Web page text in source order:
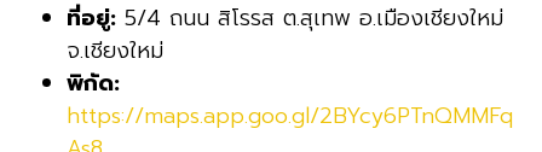
ที่อยู่: 5/4 ถนน สิโรรส ต.สุเทพ อ.เมืองเชียงใหม่
จ.เชียงใหม่
พิกัด:
https://maps.app.goo.gl/2BYcy6PTnQMMFq